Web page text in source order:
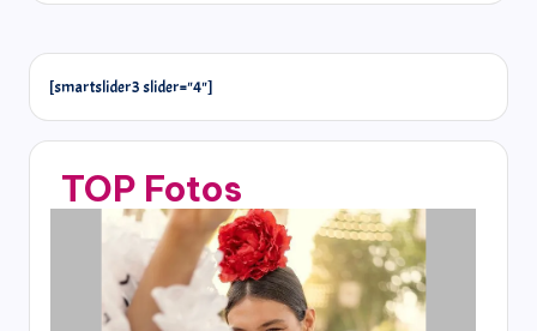
[smartslider3 slider="4"]
TOP Fotos